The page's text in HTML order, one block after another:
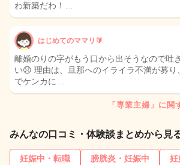
わ新築だわ！…
はじめてのママリ🔰
離婚のりの字がもう口から出そうなので吐
い😞 理由は、旦那へのイライラ不満が募り
でケンカに…
「専業主婦」に関
みんなの口コミ・体験談まとめから見
妊娠中・転職 膀胱炎・妊娠中
妊